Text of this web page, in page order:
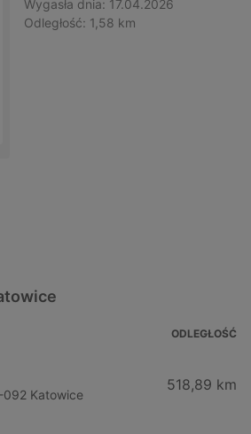
Wygasła dnia: 17.04.2026
Odległość: 1,58 km
ODLEGŁOŚĆ
092 Katowice
518,89 km